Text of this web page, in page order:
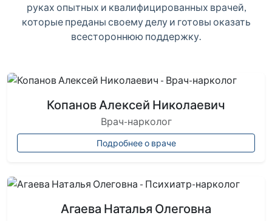
руках опытных и квалифицированных врачей,
которые преданы своему делу и готовы оказать
всестороннюю поддержку.
Копанов Алексей Николаевич
Врач-нарколог
Подробнее о враче
Агаева Наталья Олеговна